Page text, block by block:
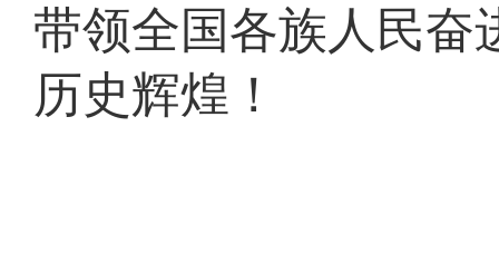
带领全国各族人民奋
历史辉煌！